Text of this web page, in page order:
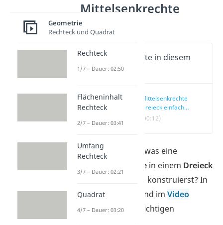
Mittelsenkrechte
Dreieck
Wichtige Inhalte in diesem
Video
Mittelsenkrechte
Dreieck einfach
erklärt
(00:12)
Du willst wissen, was eine
Mittelsenkrechtein einem Dreieck
ist und wie du sie konstruierst? In
diesem Beitrag und im Video
findest du alle wichtigen
Geometrie
Rechteck und Quadrat
Rechteck
1/7 – Dauer: 02:50
Flächeninhalt
Rechteck
2/7 – Dauer: 03:41
Umfang
Rechteck
3/7 – Dauer: 02:21
Quadrat
4/7 – Dauer: 03:20